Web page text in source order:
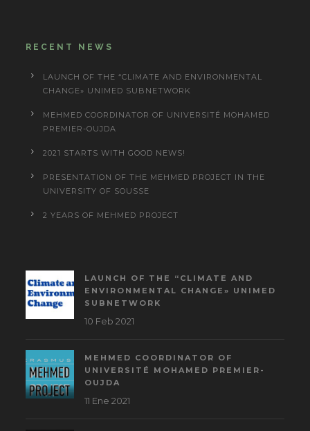
RECENT NEWS
LAUNCH OF THE “CLIMATE AND ENVIRONMENTAL
CHANGE» UNIMED SUBNETWORK
MEHMED COORDINATOR OF UNIVERSITÉ MOHAMED
PREMIER-OUJDA
2021 STARTS WITH GOOD NEWS!
PRESENTATION OF THE MEHMED PROJECT IN THE
UNIVERSITY OF SOUSSE
2 YEARS OF MEHMED PROJECT
LAUNCH OF THE “CLIMATE AND
ENVIRONMENTAL CHANGE» UNIMED
SUBNETWORK
10 Feb 2021
MEHMED COORDINATOR OF
UNIVERSITÉ MOHAMED PREMIER-
OUJDA
11 Ene 2021